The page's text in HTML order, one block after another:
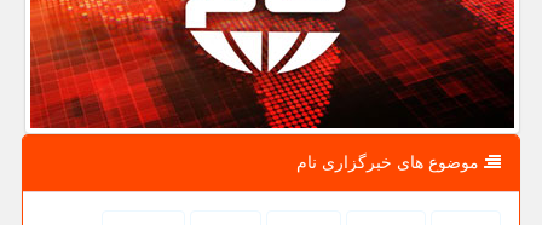
موضوع های خبرگزاری نام